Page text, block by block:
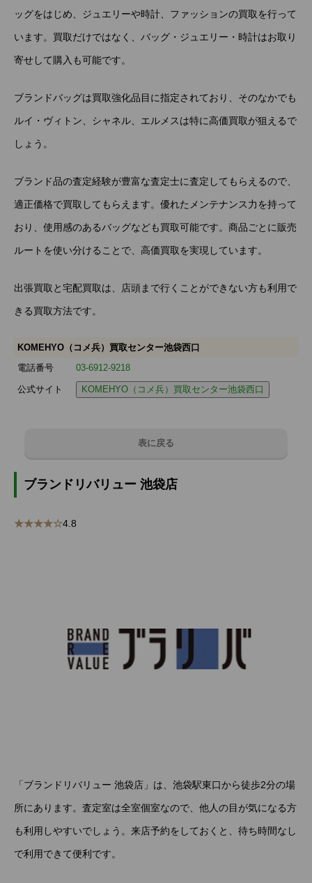
ッグをはじめ、ジュエリーや時計、ファッションの買取を行って
います。買取だけではなく、バッグ・ジュエリー・時計はお取り
寄せして購入も可能です。
ブランドバッグは買取強化品目に指定されており、そのなかでも
ルイ・ヴィトン、シャネル、エルメスは特に高価買取が狙えるで
しょう。
ブランド品の査定経験が豊富な査定士に査定してもらえるので、
適正価格で買取してもらえます。優れたメンテナンス力を持って
おり、使用感のあるバッグなども買取可能です。商品ごとに販売
ルートを使い分けることで、高価買取を実現しています。
出張買取と宅配買取は、店頭まで行くことができない方も利用で
きる買取方法です。
KOMEHYO（コメ兵）買取センター池袋西口
電話番号
03-6912-9218
公式サイト KOMEHYO（コメ兵）買取センター池袋西口
表に戻る
ブランドリバリュー 池袋店
★★★★☆4.8
「ブランドリバリュー 池袋店」は、池袋駅東口から徒歩2分の場
所にあります。査定室は全室個室なので、他人の目が気になる方
も利用しやすいでしょう。来店予約をしておくと、待ち時間なし
で利用できて便利です。